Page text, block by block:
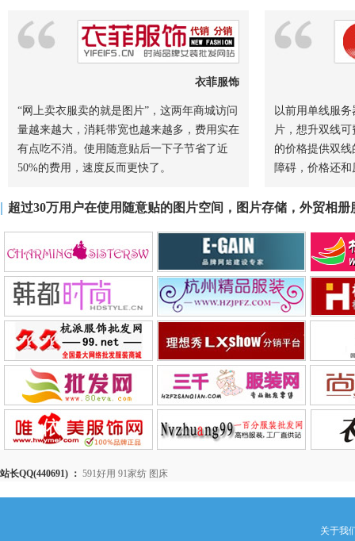
衣菲服饰
“网上卖衣服卖的就是图片”，这两年商城访问
量越来越大，消耗带宽也越来越多，费用实在
有点吃不消。使用随意贴后一下子节省了近
50%的费用，速度反而更快了。
以前用单线服
片，想升双线
的价格提供双
障碍，价格还
| 超过30万用户在使用随意贴的图片空间，图片存储，外贸相册
站长QQ(440691) ： 591好用 91家纺 图床
关于我